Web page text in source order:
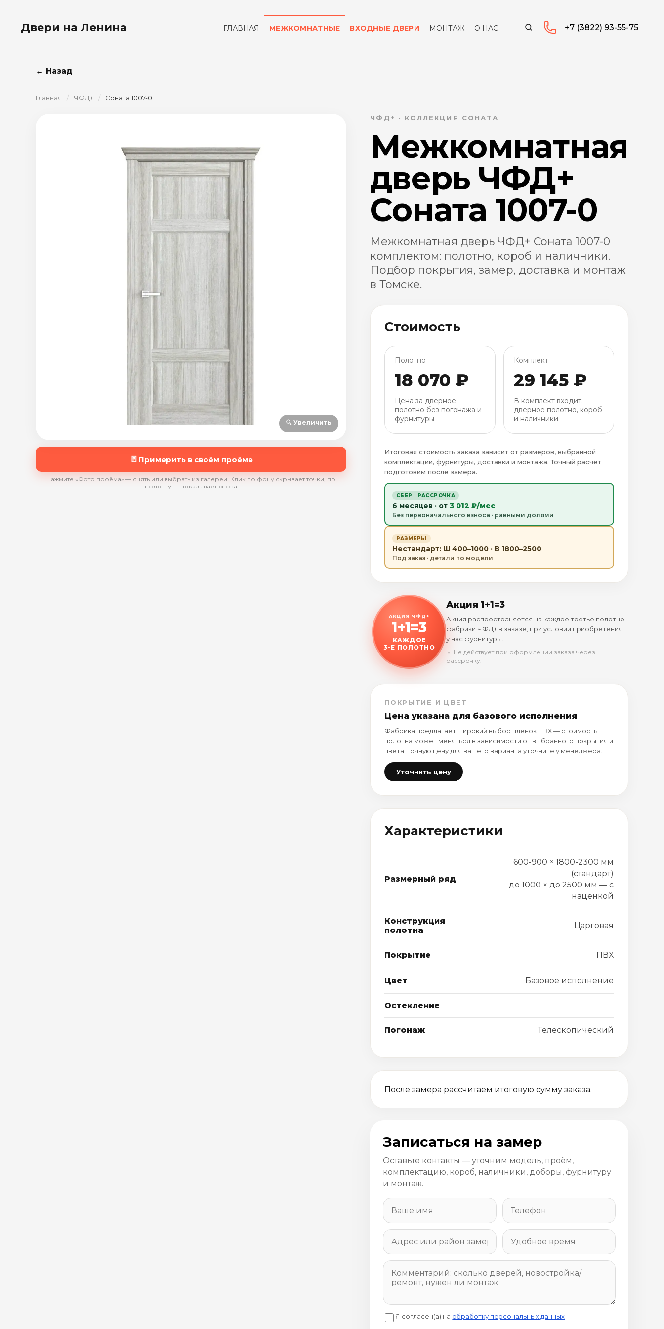
Двери на Ленина ГЛАВНАЯ МЕЖКОМНАТНЫЕ ВХОДНЫЕ ДВЕРИ МОНТАЖ О НАС +7 (3822) 93-55-75
← Назад
Главная / ЧФД+ / Соната 1007-0
🔍 Увеличить
🚪 Примерить в своём проёме
Нажмите «Фото проёма» — снять или выбрать из галереи. Клик по фону скрывает точки, по
полотну — показывает снова
ЧФД+ · КОЛЛЕКЦИЯ СОНАТА
Межкомнатная
дверь ЧФД+
Соната 1007-0
Межкомнатная дверь ЧФД+ Соната 1007-0
комплектом: полотно, короб и наличники.
Подбор покрытия, замер, доставка и монтаж
в Томске.
Стоимость
Полотно
18 070 ₽
Цена за дверное
полотно без погонажа и
фурнитуры.
Комплект
29 145 ₽
В комплект входит:
дверное полотно, короб
и наличники.
Итоговая стоимость заказа зависит от размеров, выбранной
комплектации, фурнитуры, доставки и монтажа. Точный расчёт
подготовим после замера.
СБЕР · РАССРОЧКА
6 месяцев · от 3 012 ₽/мес
Без первоначального взноса · равными долями
РАЗМЕРЫ
Нестандарт: Ш 400–1000 · В 1800–2500
Под заказ · детали по модели
АКЦИЯ ЧФД+
1+1=3
КАЖДОЕ
3-Е ПОЛОТНО
Акция 1+1=3
Акция распространяется на каждое третье полотно
фабрики ЧФД+ в заказе, при условии приобретения
у нас фурнитуры.
﹡ Не действует при оформлении заказа через
рассрочку.
ПОКРЫТИЕ И ЦВЕТ
Цена указана для базового исполнения
Фабрика предлагает широкий выбор плёнок ПВХ — стоимость
полотна может меняться в зависимости от выбранного покрытия и
цвета. Точную цену для вашего варианта уточните у менеджера.
Уточнить цену
Характеристики
Размерный ряд
600-900 × 1800-2300 мм
(стандарт)
до 1000 × до 2500 мм — с
наценкой
Конструкция
полотна
Царговая
Покрытие ПВХ
Цвет Базовое исполнение
Остекление
Погонаж Телескопический
После замера рассчитаем итоговую сумму заказа.
Записаться на замер
Оставьте контакты — уточним модель, проём,
комплектацию, короб, наличники, доборы, фурнитуру
и монтаж.
Я согласен(а) на обработку персональных данных